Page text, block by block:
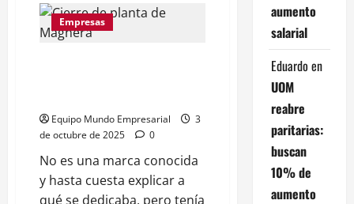
SKF
cierra
su
Empresas
Equipo Mundo Empresarial
3
de octubre de 2025
0
No es una marca conocida
y hasta cuesta explicar a
qué se dedicaba, pero tenía
aumento
salarial
Eduardo en
UOM
reabre
paritarias:
buscan
10% de
aumento